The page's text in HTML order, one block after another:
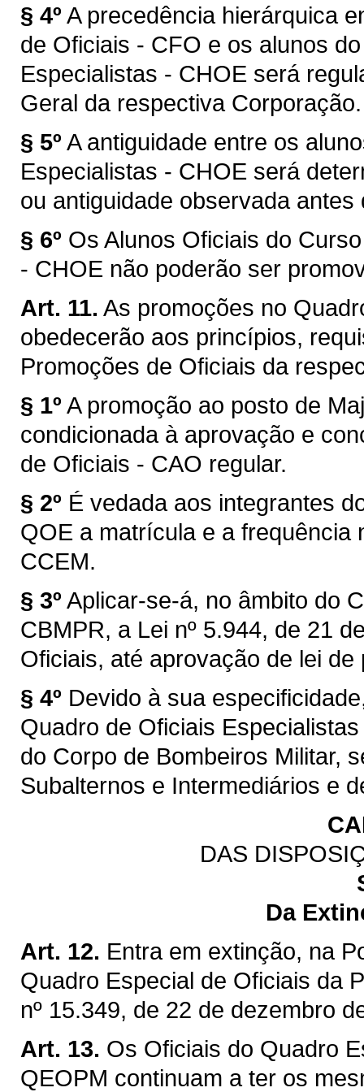
§ 4º A precedência hierárquica
de Oficiais - CFO e os alunos
Especialistas - CHOE será
Geral da respectiva Corporação.
§ 5º A antiguidade entre os
Especialistas - CHOE será
ou antiguidade observada
§ 6º Os Alunos Oficiais do
- CHOE não poderão ser
Art. 11. As promoções no
obedecerão aos princípios,
Promoções de Oficiais da
§ 1º A promoção ao posto de
condicionada à aprovação e
de Oficiais - CAO regular.
§ 2º É vedada aos integrantes
QOE a matrícula e a frequência
CCEM.
§ 3º Aplicar-se-á, no âmbito do
CBMPR, a Lei nº 5.944, de 21
Oficiais, até aprovação de lei
§ 4º Devido à sua
Quadro de Oficiais
do Corpo de Bombeiros Militar,
Subalternos e Intermediários e
DAS
Da
Art. 12. Entra em extinção, na
Quadro Especial de Oficiais da
nº 15.349, de 22 de dezembro
Art. 13. Os Oficiais do Quadro
QEOPM continuam a ter os